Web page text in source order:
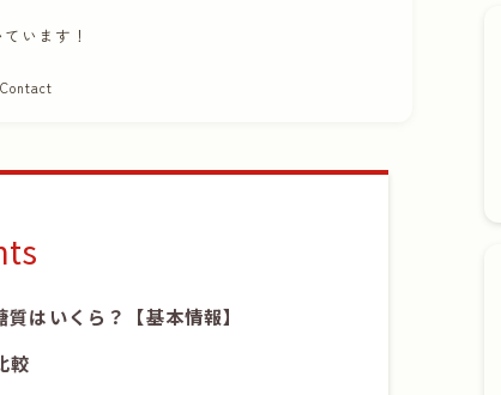
います！
Contact
はいくら？【基本情報】
較